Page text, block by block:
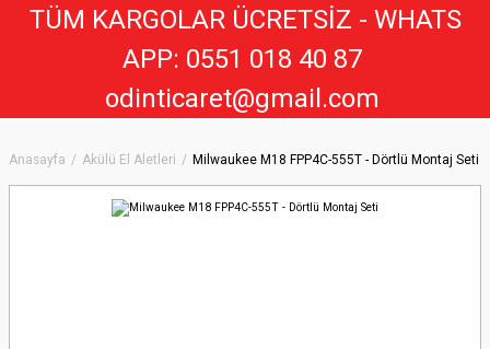
Anasayfa Akülü El Aletleri Milwaukee M18 FPP4C-555T - Dörtlü Montaj Seti
TÜM KARGOLAR ÜCRETSİZ - WHATS
APP: 0551 018 40 87
odinticaret@gmail.com